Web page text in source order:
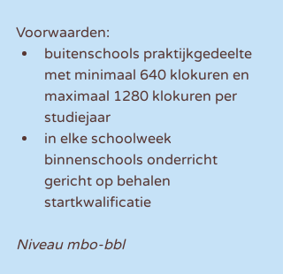
Voorwaarden:
buitenschools praktijkgedeelte
met minimaal 640 klokuren en
maximaal 1280 klokuren per
studiejaar
in elke schoolweek
binnenschools onderricht
gericht op behalen
startkwalificatie
Niveau mbo-bbl